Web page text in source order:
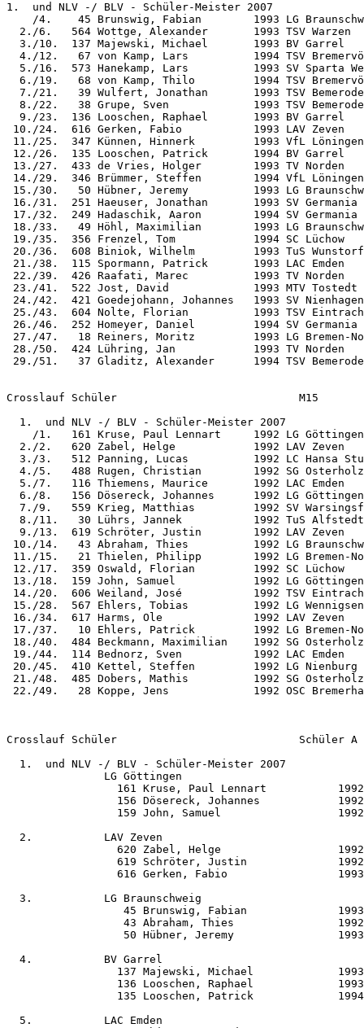
1.  und NLV -/ BLV - Schüler-Meister 2007
/4.    45 Brunswig, Fabian        1993 LG
2./6.   564 Wottge, Alexander       1993 TSV Warzen
3./10.  137 Majewski, Michael       1993 BV Garrel
4./12.   67 von Kamp, Lars          1994 TSV
5./16.  573 Hanekamp, Lars          1993 SV Sparta
6./19.   68 von Kamp, Thilo         1994 TSV
7./21.   39 Wulfert, Jonathan       1993 TSV
8./22.   38 Grupe, Sven             1993 TSV
9./23.  136 Looschen, Raphael       1993 BV Garrel
10./24.  616 Gerken, Fabio           1993 LAV
11./25.  347 Künnen, Hinnerk         1993 VfL
12./26.  135 Looschen, Patrick       1994 BV
13./27.  433 de Vries, Holger        1993 TV
14./29.  346 Brümmer, Steffen        1994 VfL
15./30.   50 Hübner, Jeremy          1993 LG
16./31.  251 Haeuser, Jonathan       1993 SV
17./32.  249 Hadaschik, Aaron        1994 SV
18./33.   49 Höhl, Maximilian        1993 LG
19./35.  356 Frenzel, Tom            1994 SC
20./36.  608 Biniok, Wilhelm         1993 TuS
21./38.  115 Spormann, Patrick       1993 LAC
22./39.  426 Raafati, Marec          1993 TV
23./41.  522 Jost, David             1993 MTV
24./42.  421 Goedejohann, Johannes   1993 SV
25./43.  604 Nolte, Florian          1993 TSV
26./46.  252 Homeyer, Daniel         1994 SV
27./47.   18 Reiners, Moritz         1993 LG
28./50.  424 Lühring, Jan            1993 TV
29./51.   37 Gladitz, Alexander      1994 TSV
Crosslauf Schüler                            M15
  1.  und NLV -/ BLV - Schüler-Meister 2007
/1.   161 Kruse, Paul Lennart     1992 LG
2./2.   620 Zabel, Helge            1992 LAV Zeven
3./3.   512 Panning, Lucas          1992 LC Hansa
4./5.   488 Rugen, Christian        1992 SG
5./7.   116 Thiemens, Maurice       1992 LAC Emden
6./8.   156 Dösereck, Johannes      1992 LG
7./9.   559 Krieg, Matthias         1992 SV
8./11.   30 Lührs, Jannek           1992 TuS
9./13.  619 Schröter, Justin        1992 LAV Zeven
10./14.   43 Abraham, Thies          1992 LG
11./15.   21 Thielen, Philipp        1992 LG
12./17.  359 Oswald, Florian         1992 SC
13./18.  159 John, Samuel            1992 LG
14./20.  606 Weiland, José           1992 TSV
15./28.  567 Ehlers, Tobias          1992 LG
16./34.  617 Harms, Ole              1992 LAV
17./37.   10 Ehlers, Patrick         1992 LG
18./40.  484 Beckmann, Maximilian    1992 SG
19./44.  114 Bednorz, Sven           1992 LAC
20./45.  410 Kettel, Steffen         1992 LG
21./48.  485 Dobers, Mathis          1992 SG
22./49.   28 Koppe, Jens             1992 OSC
Crosslauf Schüler                            Schüler A
  1.  und NLV -/ BLV - Schüler-Meister 2007
LG Göttingen
161 Kruse, Paul Lennart
156 Dösereck, Johannes
159 John, Samuel
2.           LAV Zeven
620 Zabel, Helge
619 Schröter, Justin
616 Gerken, Fabio
3.           LG Braunschweig
45 Brunswig, Fabian
43 Abraham, Thies
50 Hübner, Jeremy
4.           BV Garrel
137 Majewski, Michael
136 Looschen, Raphael
135 Looschen, Patrick
5.           LAC Emden